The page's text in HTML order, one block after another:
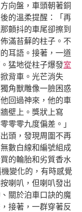
向盤，車頭朝著銅
的溫柔提醒：「再
顫抖的車尾卻擦到
滿苔蘚的柱子。不
耳語。接著，一道
猛地從柱子爆發室
背車。光芒消失
角獸雕像一臉困惑
回過神來，他的車
壁上。獎狀上寫
零九度偏差。」
頭，發現周圍不再
數白線和編號組成
的輪胎和劣質香水
變化的，有時感覺
喇叭，但喇叭發出
關於泊車口訣的魔
接著，一群穿著反